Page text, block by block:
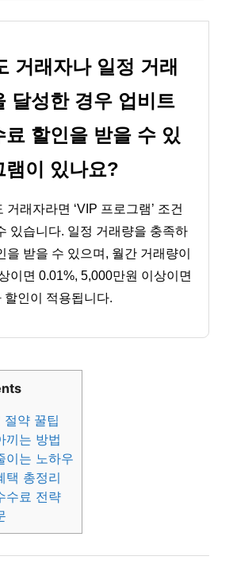
거래자나 일정 거래
달성한 경우 업비트
료 할인을 받을 수 있
램이 있나요?
거래자라면 ‘VIP 프로그램’ 조건
있습니다. 일정 거래량을 충족하
을 받을 수 있으며, 월간 거래량이
이면 0.01%, 5,000만원 이상이면
할인이 적용됩니다.
절약 꿀팁
끼는 방법
이는 노하우
택 총정리
수료 전략